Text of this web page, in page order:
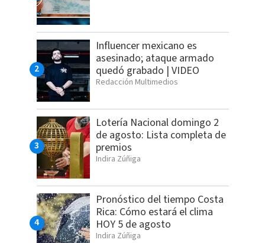
Influencer mexicano es
asesinado; ataque armado
quedó grabado | VIDEO
Redacción Multimedios
Lotería Nacional domingo 2
de agosto: Lista completa de
premios
Indira Zúñiga
Pronóstico del tiempo Costa
Rica: Cómo estará el clima
HOY 5 de agosto
Indira Zúñiga